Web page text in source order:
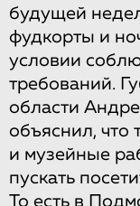
будущей
фудкорты и
условии
требований.
области
объяснил, что
и музейные
пускать
То есть в